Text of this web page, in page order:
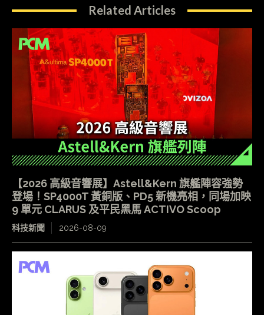
Related Articles
【2026 高級音響展】Astell&Kern 旗艦陣容強勢
登場！SP4000T 黃銅版、PD5 新機亮相，同場加映
9 單元 CLARUS 及平民黑馬 ACTIVO Scoop
科技新聞 2026-08-09